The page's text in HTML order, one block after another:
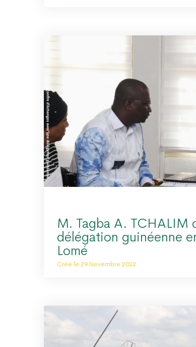
M. Tagba A. TCHALIM
délégation guinéenne
Lomé
Créé le 29 Novembre 2022